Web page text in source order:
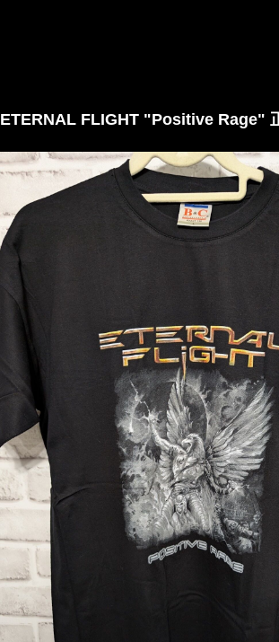
ETERNAL FLIGHT "Positive Rage"